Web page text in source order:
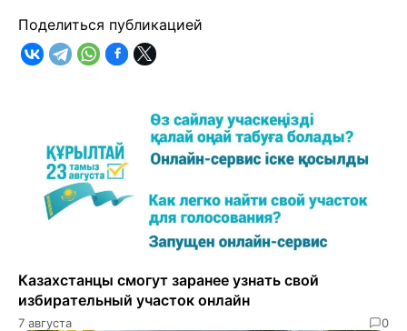
Поделиться публикацией
Казахстанцы смогут заранее узнать свой
избирательный участок онлайн
7 августа 0